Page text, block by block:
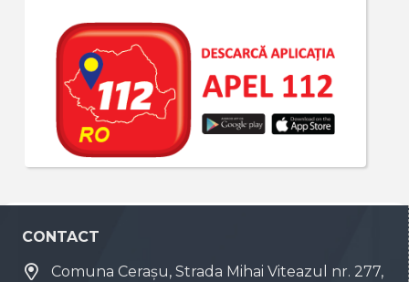
CONTACT
Comuna Cerașu, Strada Mihai Viteazul nr. 277,